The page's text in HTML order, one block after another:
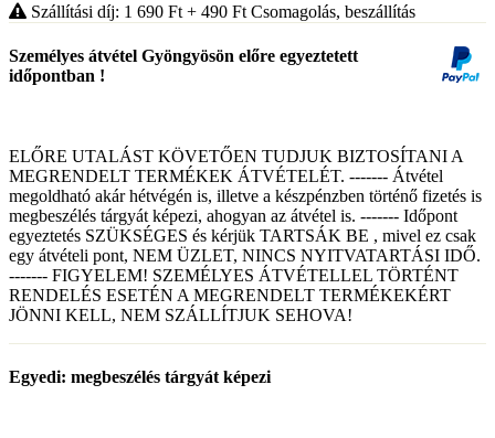
Szállítási díj: 1 690 Ft + 490 Ft Csomagolás, beszállítás
Személyes átvétel Gyöngyösön előre egyeztetett
időpontban !
ELŐRE UTALÁST KÖVETŐEN TUDJUK BIZTOSÍTANI A
MEGRENDELT TERMÉKEK ÁTVÉTELÉT. ------- Átvétel
megoldható akár hétvégén is, illetve a készpénzben történő fizetés is
megbeszélés tárgyát képezi, ahogyan az átvétel is. ------- Időpont
egyeztetés SZÜKSÉGES és kérjük TARTSÁK BE , mivel ez csak
egy átvételi pont, NEM ÜZLET, NINCS NYITVATARTÁSI IDŐ.
------- FIGYELEM! SZEMÉLYES ÁTVÉTELLEL TÖRTÉNT
RENDELÉS ESETÉN A MEGRENDELT TERMÉKEKÉRT
JÖNNI KELL, NEM SZÁLLÍTJUK SEHOVA!
Egyedi: megbeszélés tárgyát képezi